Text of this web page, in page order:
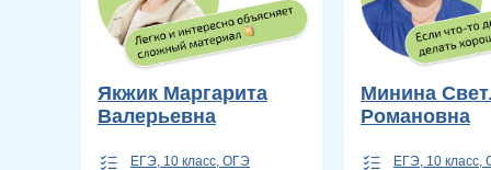
ЕГЭ, 10 класс,
Минина
Романовна
ЕГЭ, 10 класс, ОГЭ
Якжик Маргарита
Валерьевна